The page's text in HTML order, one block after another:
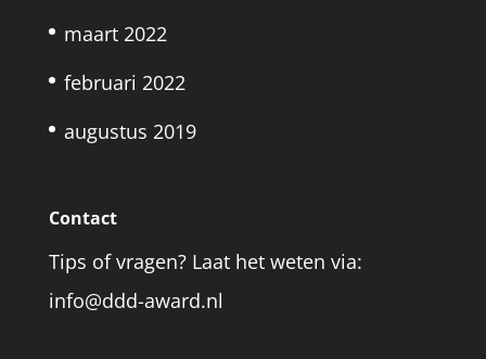
maart 2022
februari 2022
augustus 2019
Contact
Tips of vragen? Laat het weten via:
info@ddd-award.nl